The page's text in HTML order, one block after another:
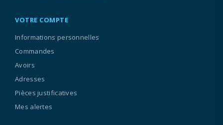
VOTRE COMPTE
Informations personnelles
Commandes
Avoirs
Adresses
Pièces justificatives
Mes alertes